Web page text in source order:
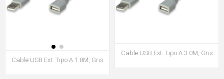
Cable USB Ext. Tipo A 1.8M, Gris
Cable USB Ext. Tipo A 3.0M, Gris